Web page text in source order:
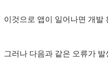
이것으로 앱이 일어나면 개발
그러나 다음과 같은 오류가 발